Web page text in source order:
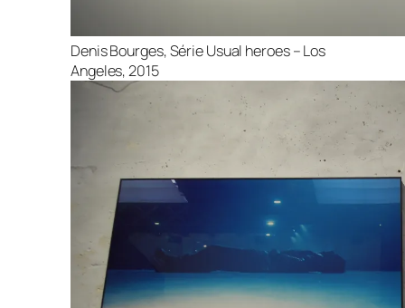
Denis Bourges, Série Usual heroes – Los
Angeles, 2015